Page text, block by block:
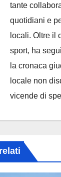
tante
quotidiani e
locali. Oltre il
sport, ha
la cronaca
locale non
vicende di